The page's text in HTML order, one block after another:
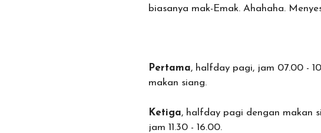
biasanya mak-Emak. Ahahaha.
Pertama, halfday pagi, jam 07.00 -
makan siang.
Ketiga, halfday pagi dengan makan
jam 11.30 - 16.00.